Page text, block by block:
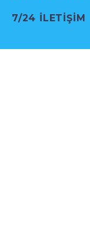
7/24 İLETIŞIM